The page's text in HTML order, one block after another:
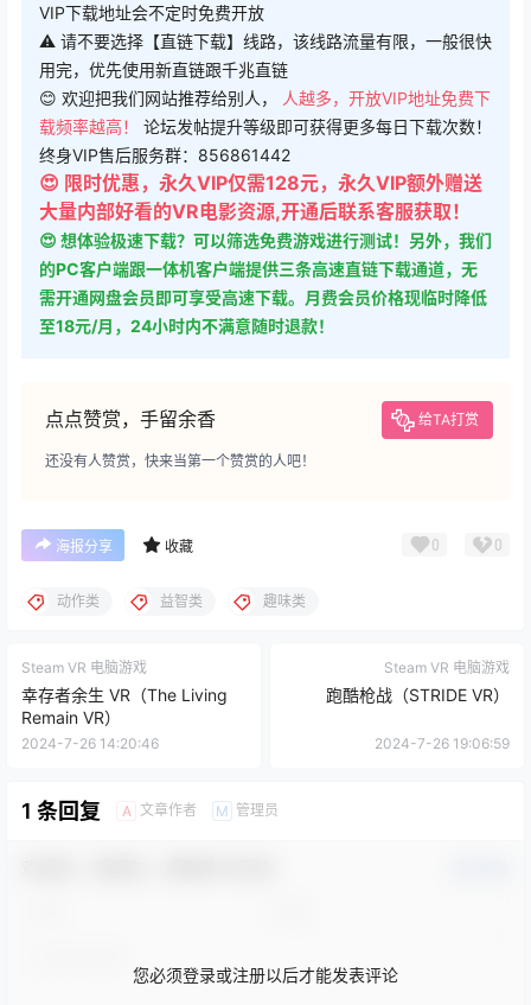
VIP下载地址会不定时免费开放
⚠ 请不要选择【直链下载】线路，该线路流量有限，一般很快
用完，优先使用新直链跟千兆直链
😊 欢迎把我们网站推荐给别人，
人越多，开放VIP地址免费下
载频率越高！ 论坛发帖提升等级即可获得更多每日下载次数！
终身VIP售后服务群：856861442
😍 限时优惠，永久VIP仅需128元，永久VIP额外赠送
大量内部好看的VR电影资源,开通后联系客服获取！
😍 想体验极速下载？可以筛选免费游戏进行测试！另外，我们
的PC客户端跟一体机客户端提供三条高速直链下载通道，无
需开通网盘会员即可享受高速下载。月费会员价格现临时降低
至18元/月，24小时内不满意随时退款！
点点赞赏，手留余香 给TA打赏
还没有人赞赏，快来当第一个赞赏的人吧！
海报分享 收藏 0 0
动作类 益智类 趣味类
Steam VR 电脑游戏
幸存者余生 VR（The Living
Remain VR）
2024-7-26 14:20:46
Steam VR 电脑游戏
跑酷枪战（STRIDE VR）
2024-7-26 19:06:59
1 条回复 A 文章作者 M 管理员
您必须登录或注册以后才能发表评论